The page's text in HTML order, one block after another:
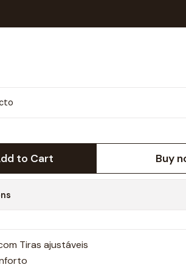
to Cart Buy
Tiras ajustáveis